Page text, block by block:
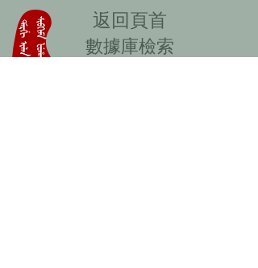
​返回頁首
數據庫檢索